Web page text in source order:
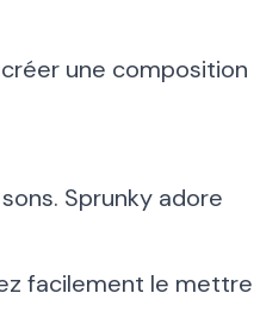
une composition
Sprunky adore
facilement le mettre